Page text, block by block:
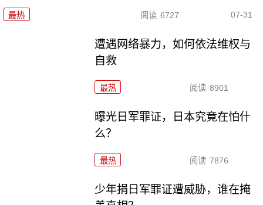
最热 阅读 6727 07-31
遭遇网络暴力，如何依法维权与
自救
最热 阅读 8901
曝光日军罪证，日本究竟在怕什
么？
最热 阅读 7876
少年捐日军罪证遭威胁，谁在掩